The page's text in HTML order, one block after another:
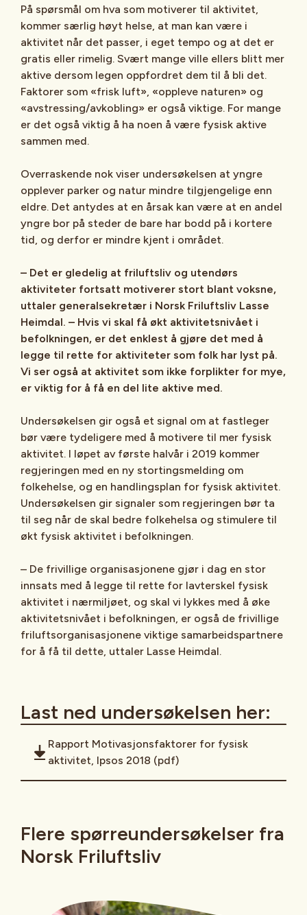
På spørsmål om hva som motiverer til aktivitet,
kommer særlig høyt helse, at man kan være i
aktivitet når det passer, i eget tempo og at det er
gratis eller rimelig. Svært mange ville ellers blitt mer
aktive dersom legen oppfordret dem til å bli det.
Faktorer som «frisk luft», «oppleve naturen» og
«avstressing/avkobling» er også viktige. For mange
er det også viktig å ha noen å være fysisk aktive
sammen med.
Overraskende nok viser undersøkelsen at yngre
opplever parker og natur mindre tilgjengelige enn
eldre. Det antydes at en årsak kan være at en andel
yngre bor på steder de bare har bodd på i kortere
tid, og derfor er mindre kjent i området.
– Det er gledelig at friluftsliv og utendørs
aktiviteter fortsatt motiverer stort blant voksne,
uttaler generalsekretær i Norsk Friluftsliv Lasse
Heimdal. – Hvis vi skal få økt aktivitetsnivået i
befolkningen, er det enklest å gjøre det med å
legge til rette for aktiviteter som folk har lyst på.
Vi ser også at aktivitet som ikke forplikter for mye,
er viktig for å få en del lite aktive med.
Undersøkelsen gir også et signal om at fastleger
bør være tydeligere med å motivere til mer fysisk
aktivitet. I løpet av første halvår i 2019 kommer
regjeringen med en ny stortingsmelding om
folkehelse, og en handlingsplan for fysisk aktivitet.
Undersøkelsen gir signaler som regjeringen bør ta
til seg når de skal bedre folkehelsa og stimulere til
økt fysisk aktivitet i befolkningen.
– De frivillige organisasjonene gjør i dag en stor
innsats med å legge til rette for lavterskel fysisk
aktivitet i nærmiljøet, og skal vi lykkes med å øke
aktivitetsnivået i befolkningen, er også de frivillige
friluftsorganisasjonene viktige samarbeidspartnere
for å få til dette, uttaler Lasse Heimdal.
Last ned undersøkelsen her:
Rapport Motivasjonsfaktorer for fysisk
aktivitet, Ipsos 2018 (pdf)
Flere spørreundersøkelser fra
Norsk Friluftsliv